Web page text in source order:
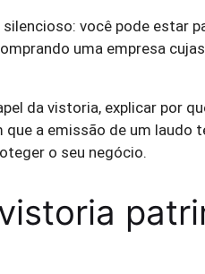
você pode estar
uma empresa
da vistoria, explicar por
a emissão de um laudo
o seu negócio.